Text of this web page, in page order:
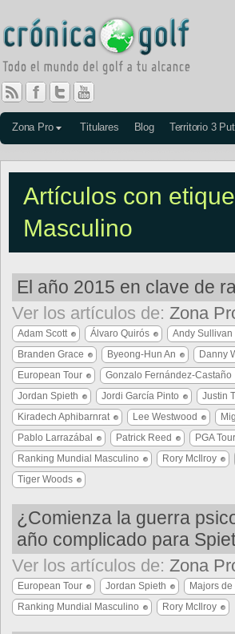
Zona Pro Titulares Blog Territorio 3
Artículos con
Masculino
El año 2015 en clave de
Ver los artículos de: Zona
Adam Scott Álvaro Quirós Andy Sullivan
Branden Grace
Byeong-Hun An Danny
European Tour
Gonzalo Fernández-Castaño
Jordan Spieth
Jordi García Pinto Justin
Kiradech Aphibarnrat
Lee Westwood
Pablo Larrazábal
Patrick Reed PGA Tour
Ranking Mundial Masculino
Rory McIlroy
Tiger Woods
¿Comienza la guerra
año complicado para
Ver los artículos de: Zona
European Tour Jordan Spieth Majors de
Ranking Mundial Masculino
Rory McIlroy